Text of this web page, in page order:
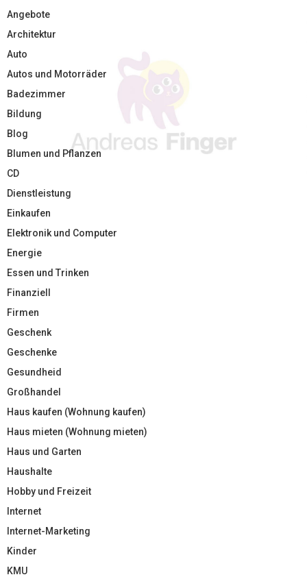
Angebote
Architektur
Auto
Autos und Motorräder
Badezimmer
Bildung
Blog
Blumen und Pflanzen
CD
Dienstleistung
Einkaufen
Elektronik und Computer
Energie
Essen und Trinken
Finanziell
Firmen
Geschenk
Geschenke
Gesundheid
Großhandel
Haus kaufen (Wohnung kaufen)
Haus mieten (Wohnung mieten)
Haus und Garten
Haushalte
Hobby und Freizeit
Internet
Internet-Marketing
Kinder
KMU